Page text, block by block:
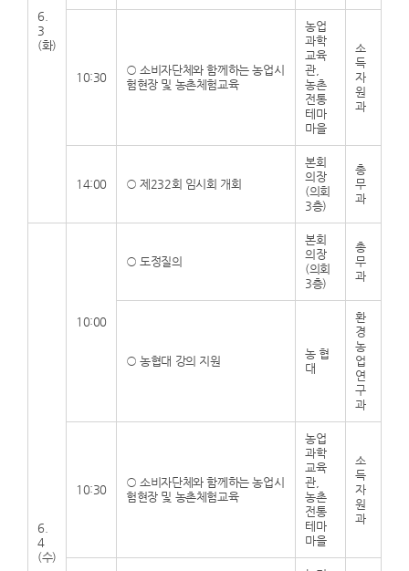
6.
3
(화)
10:30
○소비자단체와 함께하는 농업시
험현장 및 농촌체험교육
농업
과학
교육
관,
농촌
전통
테마
마을
소
득
자
원
과
14:00 ○제232회 임시회 개회
본회
의장
(의회
3층)
총
무
과
6.
4
(수)
10:00
○도정질의
본회
의장
(의회
3층)
총
무
과
○농협대 강의 지원
농 협
대
환
경
농
업
연
구
과
10:30
○소비자단체와 함께하는 농업시
험현장 및 농촌체험교육
농업
과학
교육
관,
농촌
전통
테마
마을
소
득
자
원
과